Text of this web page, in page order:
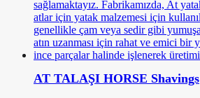
AT TALAŞI HORSE Shavings